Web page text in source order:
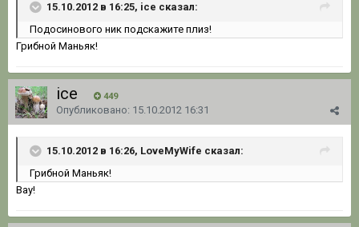
15.10.2012 в 16:25, ice сказал:
Подосинового ник подскажите плиз!
Грибной Маньяк!
ice 449
Опубликовано: 15.10.2012 16:31
15.10.2012 в 16:26, LoveMyWife сказал:
Грибной Маньяк!
Вау!